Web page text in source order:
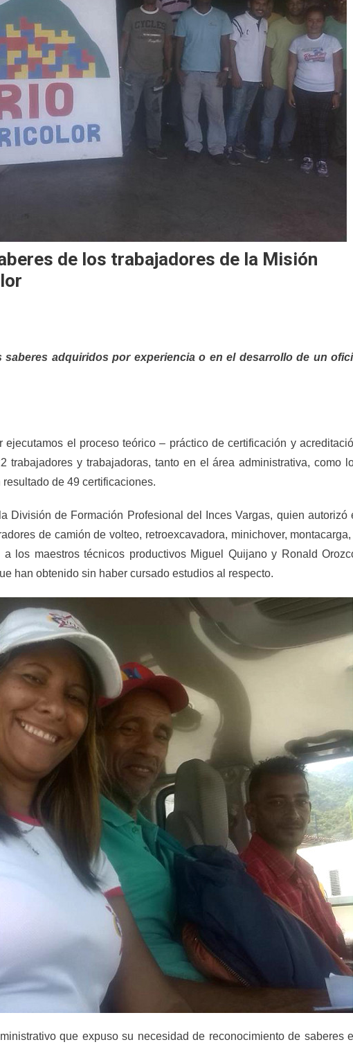
de los trabajadores de la Misión
saberes adquiridos por experiencia o en el desarrollo de un
el proceso teórico – práctico de certificación y
trabajadores y trabajadoras, tanto en el área administrativa, como
de 49 certificaciones.
División de Formación Profesional del Inces Vargas, quien autorizó
de camión de volteo, retroexcavadora, minichover,
los maestros técnicos productivos Miguel Quijano y Ronald
han obtenido sin haber cursado estudios al respecto.
que expuso su necesidad de reconocimiento de saberes